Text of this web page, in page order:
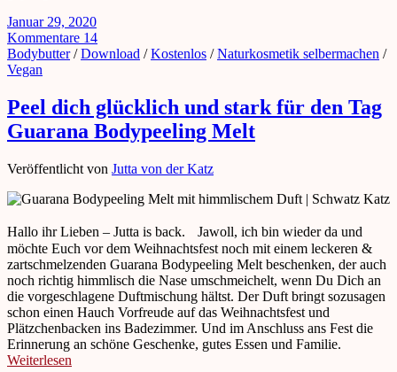
Januar 29, 2020
Kommentare 14
Bodybutter/Download /Kostenlos /Naturkosmetik selbermachen /
Vegan
Peel dich glücklich und stark für den Tag
Guarana Bodypeeling Melt
Veröffentlicht von Jutta von der Katz
Hallo ihr Lieben – Jutta is back. Jawoll, ich bin wieder da und
möchte Euch vor dem Weihnachtsfest noch mit einem leckeren &
zartschmelzenden Guarana Bodypeeling Melt beschenken, der auch
noch richtig himmlisch die Nase umschmeichelt, wenn Du Dich an
die vorgeschlagene Duftmischung hältst. Der Duft bringt sozusagen
schon einen Hauch Vorfreude auf das Weihnachtsfest und
Plätzchenbacken ins Badezimmer. Und im Anschluss ans Fest die
Erinnerung an schöne Geschenke, gutes Essen und Familie.
Weiterlesen